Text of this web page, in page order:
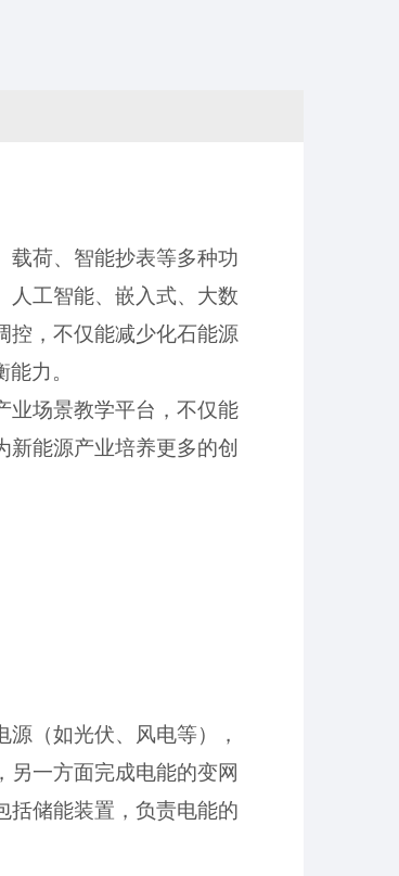
载荷、智能抄表等多种功
人工智能、嵌入式、大数
， 不仅能减少化石能源
能力 。
业场景教学平台， 不仅能
新能源产业培养更多的创
（如光伏、风电等）
，
另一方面完成电能的变网
括储能装置，负责电能的